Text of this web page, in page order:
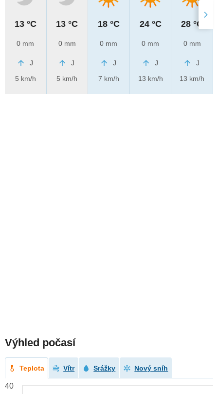
13 °C
0 mm
J
5 km/h
13 °C
0 mm
J
5 km/h
18 °C
0 mm
J
7 km/h
24 °C
0 mm
J
13 km/h
28 °C
0 mm
J
13 km/h
Výhled počasí
Teplota Vítr Srážky Nový sníh
40